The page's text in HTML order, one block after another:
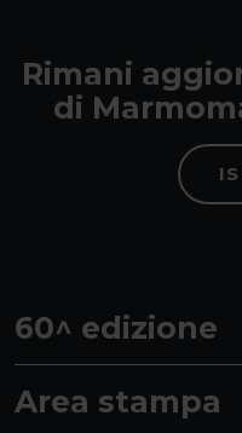
Rimani
di
60^ edizione
Area stampa